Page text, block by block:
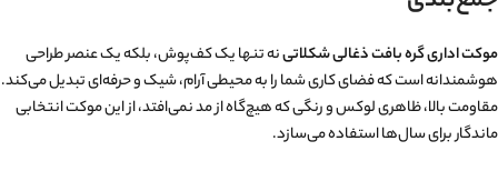
موکت اداری گره بافت ذغالی شکلاتینه تنها یک کف‌پوش، بلکه یک عنصر طراحی
هوشمندانه است که فضای کاری شما را به محیطی آرام، شیک و حرفه‌ای تبدیل می‌کند.
مقاومت بالا، ظاهری لوکس و رنگی که هیچ‌گاه از مد نمی‌افتد، از این موکت انتخابی
ماندگار برای سال‌ها استفاده می‌سازد.